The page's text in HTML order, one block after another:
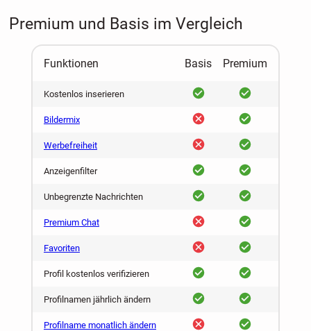
Premium und Basis im Vergleich
Funktionen Basis Premium
Kostenlos inserieren ja ja
Bildermix nein ja
Werbefreiheit nein ja
Anzeigenfilter ja ja
Unbegrenzte Nachrichten ja ja
Premium Chat nein ja
Favoriten nein ja
Profil kostenlos verifizieren ja ja
Profilnamen jährlich ändern ja ja
Profilname monatlich ändern nein ja